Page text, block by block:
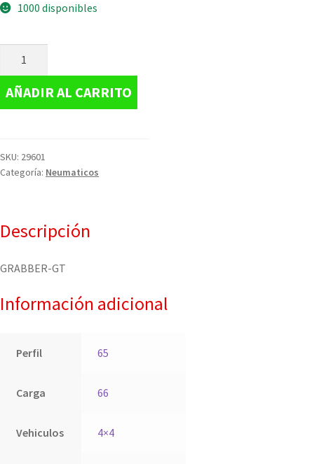
1000 disponibles
AÑADIR AL CARRITO
SKU: 29601
Categoría: Neumaticos
Descripción
GRABBER-GT
Información adicional
Perfil 65
Carga 66
Vehiculos 4×4